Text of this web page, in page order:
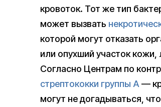
кровоток. Тот же тип
может вызвать
которой могут отказать
или опухший участок
Согласно Центрам по
стрептококки группы А—
могут не догадываться,